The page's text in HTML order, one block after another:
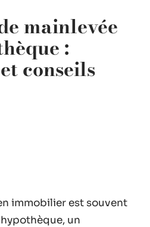
mainlevée
:
conseils
immobilier est souvent
un